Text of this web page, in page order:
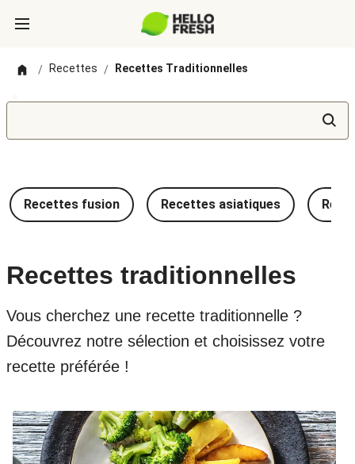
/ Recettes / Recettes Traditionnelles
Recettes fusion Recettes asiatiques
Recettes traditionnelles
Vous cherchez une recette traditionnelle ?
Découvrez notre sélection et choisissez votre
recette préférée !